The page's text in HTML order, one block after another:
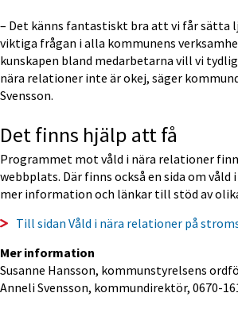
– Det känns fantastiskt bra att vi får sätta
viktiga frågan i alla kommunens
kunskapen bland medarbetarna vill vi
nära relationer inte är okej, säger
Svensson.
Det finns hjälp att få
Programmet mot våld i nära relationer
webbplats. Där finns också en sida om våld
mer information och länkar till stöd av
Till sidan Våld i nära relationer på
Mer information
Susanne Hansson, kommunstyrelsens
Anneli Svensson, kommundirektör, 0670-